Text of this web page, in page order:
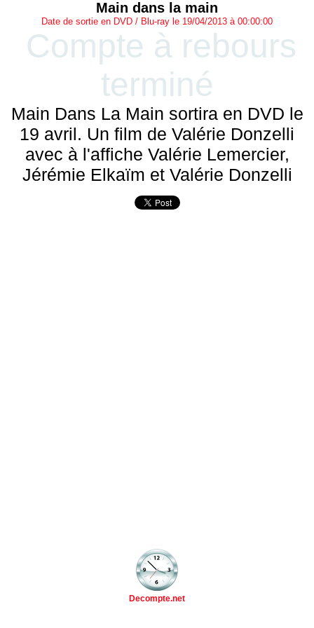
Main dans la main
Date de sortie en DVD / Blu-ray le 19/04/2013 à 00:00:00
Compte à rebours
terminé
Main Dans La Main sortira en DVD le
19 avril. Un film de Valérie Donzelli
avec à l'affiche Valérie Lemercier,
Jérémie Elkaïm et Valérie Donzelli
Decompte.net